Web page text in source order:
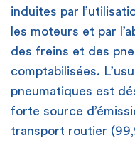
induites par
les moteurs et par
des freins et des
comptabilisées.
pneumatiques est
forte source
transport routier